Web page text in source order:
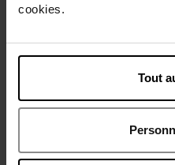
cookies.
Tout
Review Beleid inzake
Nog iets
Web